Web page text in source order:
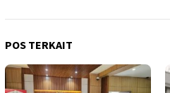
POS TERKAIT